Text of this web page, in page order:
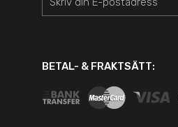
BETAL- & FRAKTSÄTT: